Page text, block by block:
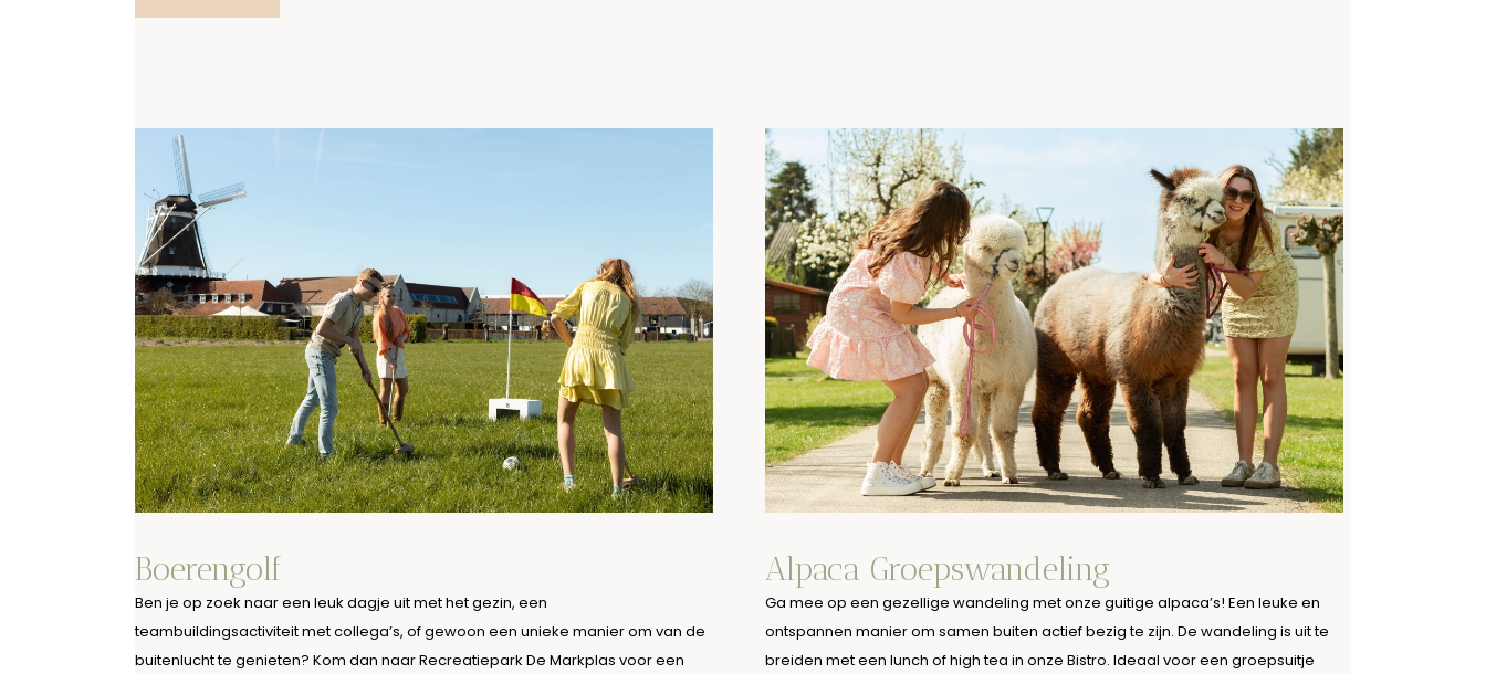
Boerengolf
Ben je op zoek naar een leuk dagje uit met het gezin, een
teambuildingsactiviteit met collega’s, of gewoon een unieke manier om van de
buitenlucht te genieten? Kom dan naar Recreatiepark De Markplas voor een
Alpaca Groepswandeling
Ga mee op een gezellige wandeling met onze guitige alpaca’s! Een leuke en
ontspannen manier om samen buiten actief bezig te zijn. De wandeling is uit te
breiden met een lunch of high tea in onze Bistro. Ideaal voor een groepsuitje